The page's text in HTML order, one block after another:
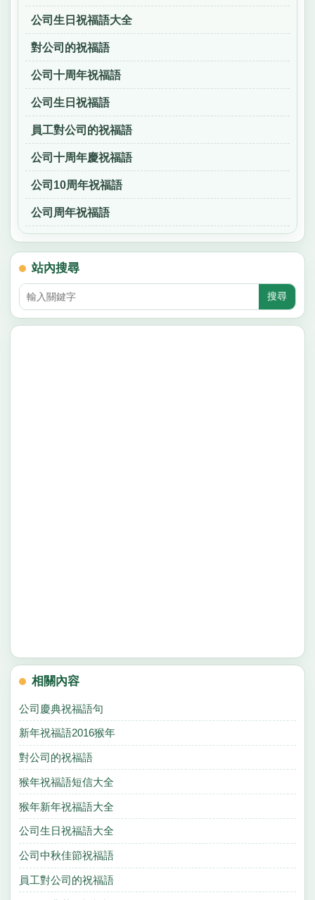
公司生日祝福語大全
對公司的祝福語
公司十周年祝福語
公司生日祝福語
員工對公司的祝福語
公司十周年慶祝福語
公司10周年祝福語
公司周年祝福語
站內搜尋
相關內容
公司慶典祝福語句
新年祝福語2016猴年
對公司的祝福語
猴年祝福語短信大全
猴年新年祝福語大全
公司生日祝福語大全
公司中秋佳節祝福語
員工對公司的祝福語